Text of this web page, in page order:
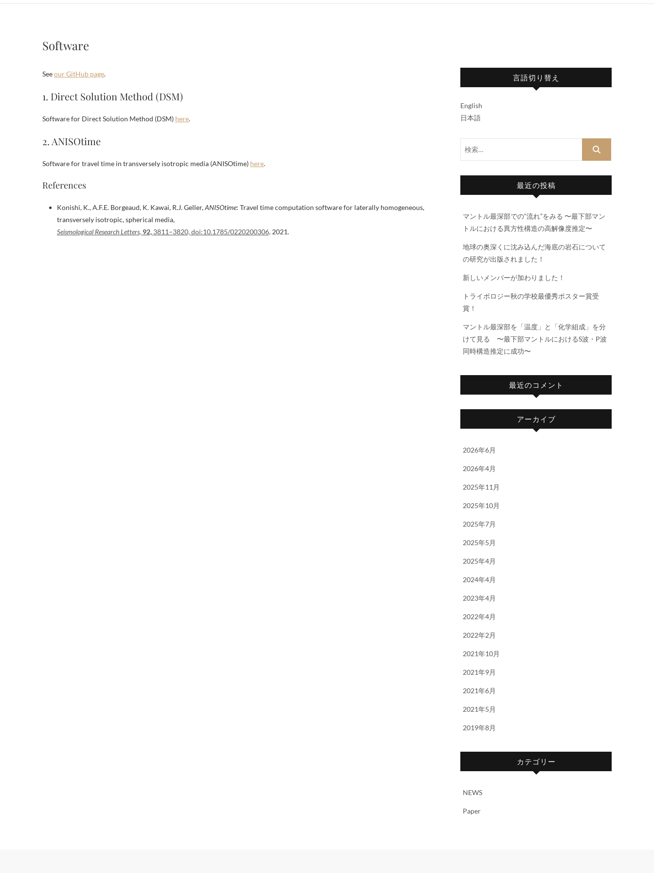
Software
Seeour GitHub page.
1. Direct Solution Method (DSM)
Software for Direct Solution Method (DSM) here.
2. ANISOtime
Software for travel time in transversely isotropic media (ANISOtime) here.
References
Konishi, K., A.F.E. Borgeaud, K. Kawai, R.J. Geller,ANISOtime: Travel time computation software for laterally homogeneous,
transversely isotropic, spherical media,
Seismological Research Letters, 92, 3811–3820, doi:10.1785/0220200306, 2021.
言語切り替え
English
日本語
最近の投稿
マントル最深部での“流れ”をみる 〜最下部マン
トルにおける異方性構造の高解像度推定〜
地球の奥深くに沈み込んだ海底の岩石について
の研究が出版されました！
新しいメンバーが加わりました！
トライボロジー秋の学校最優秀ポスター賞受
賞！
マントル最深部を「温度」と「化学組成」を分
けて見る 〜最下部マントルにおけるS波・P波
同時構造推定に成功〜
最近のコメント
アーカイブ
2026年6月
2026年4月
2025年11月
2025年10月
2025年7月
2025年5月
2025年4月
2024年4月
2023年4月
2022年4月
2022年2月
2021年10月
2021年9月
2021年6月
2021年5月
2019年8月
カテゴリー
NEWS
Paper